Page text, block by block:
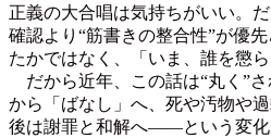
正義の大合唱は気持ちがいい。
確認より“筋書きの整合性”が優
たかではなく、「いま、誰を懲
だから近年、この話は“丸く”さ
から「ばなし」へ、死や汚物や
後は謝罪と和解へ——という変化